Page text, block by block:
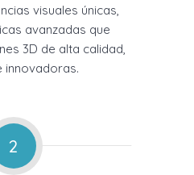
visuales únicas,
avanzadas que
3D de alta calidad,
innovadoras.
2